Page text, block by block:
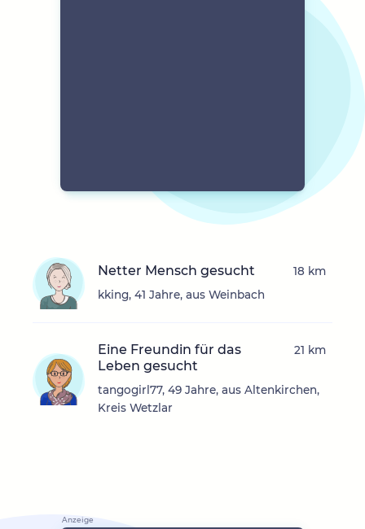
Netter Mensch gesucht
kking, 41 Jahre, aus Weinbach
18 km
Eine Freundin für das
Leben gesucht
tangogirl77, 49 Jahre, aus Altenkirchen,
Kreis Wetzlar
21 km